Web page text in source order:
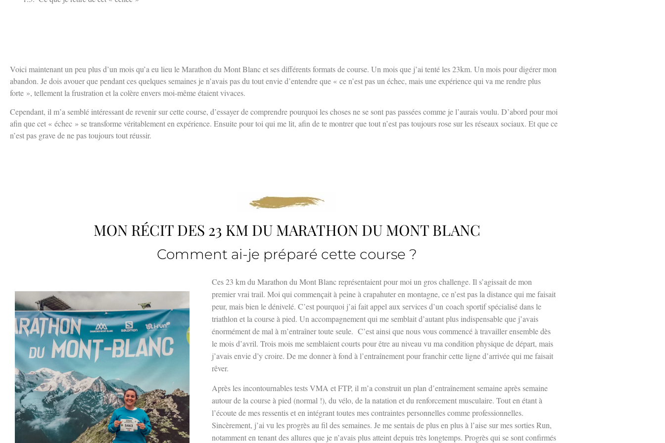
Voici maintenant un peu plus d’un mois qu’a eu lieu le Marathon du Mont Blanc et ses différents formats de course. Un mois que j’ai tenté les 23km. Un mois pour digérer mon
abandon. Je dois avouer que pendant ces quelques semaines je n’avais pas du tout envie d’entendre que « ce n’est pas un échec, mais une expérience qui va me rendre plus
forte », tellement la frustration et la colère envers moi-même étaient vivaces.
Cependant, il m’a semblé intéressant de revenir sur cette course, d’essayer de comprendre pourquoi les choses ne se sont pas passées comme je l’aurais voulu. D’abord pour moi
afin que cet « échec » se transforme véritablement en expérience. Ensuite pour toi qui me lit, afin de te montrer que tout n’est pas toujours rose sur les réseaux sociaux. Et que ce
n’est pas grave de ne pas toujours tout réussir.
MON RÉCIT DES 23 KM DU MARATHON DU MONT BLANC
Comment ai-je préparé cette course ?
Ces 23 km du Marathon du Mont Blanc représentaient pour moi un gros challenge. Il s’agissait de mon
premier vrai trail. Moi qui commençait à peine à crapahuter en montagne, ce n’est pas la distance qui me faisait
peur, mais bien le dénivelé. C’est pourquoi j’ai fait appel aux services d’un coach sportif spécialisé dans le
triathlon et la course à pied. Un accompagnement qui me semblait d’autant plus indispensable que j’avais
énormément de mal à m’entraîner toute seule. C’est ainsi que nous vous commencé à travailler ensemble dès
le mois d’avril. Trois mois me semblaient courts pour être au niveau vu ma condition physique de départ, mais
j’avais envie d’y croire. De me donner à fond à l’entraînement pour franchir cette ligne d’arrivée qui me faisait
rêver.
Après les incontournables tests VMA et FTP, il m’a construit un plan d’entraînement semaine après semaine
autour de la course à pied (normal !), du vélo, de la natation et du renforcement musculaire. Tout en étant à
l’écoute de mes ressentis et en intégrant toutes mes contraintes personnelles comme professionnelles.
Sincèrement, j’ai vu les progrès au fil des semaines. Je me sentais de plus en plus à l’aise sur mes sorties Run,
notamment en tenant des allures que je n’avais plus atteint depuis très longtemps. Progrès qui se sont confirmés